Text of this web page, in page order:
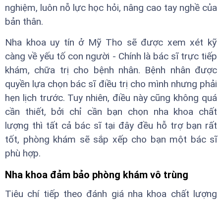
nghiệm, luôn nỗ lực học hỏi, nâng cao tay nghề của
bản thân.
Nha khoa uy tín ở Mỹ Tho sẽ được xem xét kỹ
càng về yếu tố con người - Chính là bác sĩ trực tiếp
khám, chữa trị cho bệnh nhân. Bệnh nhân được
quyền lựa chọn bác sĩ điều trị cho mình nhưng phải
hẹn lịch trước. Tuy nhiên, điều này cũng không quá
cần thiết, bởi chỉ cần bạn chọn nha khoa chất
lượng thì tất cả bác sĩ tại đây đều hỗ trợ bạn rất
tốt, phòng khám sẽ sắp xếp cho bạn một bác sĩ
phù hợp.
Nha khoa đảm bảo phòng khám vô trùng
Tiêu chí tiếp theo đánh giá nha khoa chất lượng